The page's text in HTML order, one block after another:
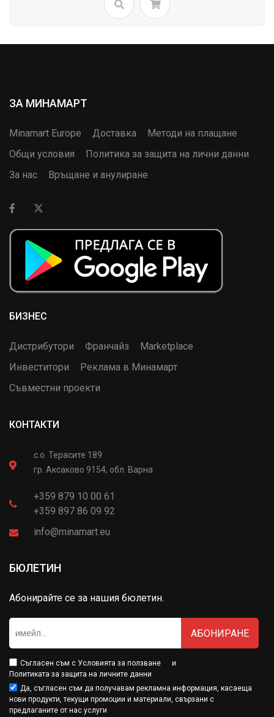
ЗА МИНАМАРТ
Minamart Europe Доставка
Методи на плащане
Общи условия
Политика за защита на лични данни
За нас
Връщане и анулиране
БИЗНЕС
Дистрибутори Франчайз
Marketplace
Инвеститори
Реклама в Минамарт
Съвместни проекти
КОНТАКТИ
с.о. Терасите 189
гр. Аксаково 9154, обл. Варна
+359 879 10 00 61
+359 897 86 09 92
info@minamart.eu
БЮЛЕТИН
Абонирайте се за нашия бюлетин.
АБОНИРАНЕ
Съгласен съм с Условията за ползване
и
Политиката за защита на личните данни
Да, съгласен съм да получавам рекламна информация, касаеща
нови продукти, текущи промоции и материали, свързани с
предлаганите от нас услуги